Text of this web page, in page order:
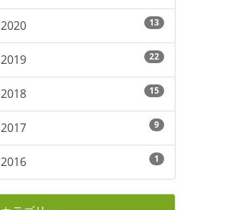
2020 13
2019 22
2018 15
2017 9
2016 1